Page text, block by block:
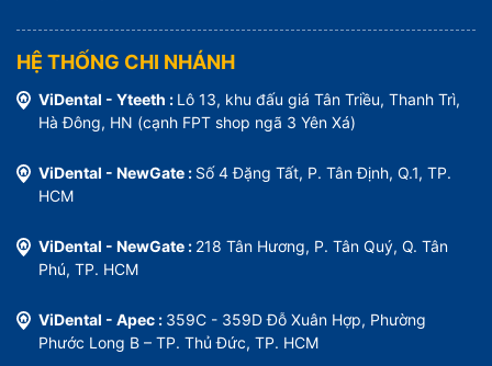
HỆ THỐNG CHI NHÁNH
ViDental - Yteeth : Lô 13, khu đấu giá Tân Triều, Thanh Trì,
Hà Đông, HN (cạnh FPT shop ngã 3 Yên Xá)
ViDental - NewGate : Số 4 Đặng Tất, P. Tân Định, Q.1, TP.
HCM
ViDental - NewGate : 218 Tân Hương, P. Tân Quý, Q. Tân
Phú, TP. HCM
ViDental - Apec : 359C - 359D Đỗ Xuân Hợp, Phường
Phước Long B – TP. Thủ Đức, TP. HCM